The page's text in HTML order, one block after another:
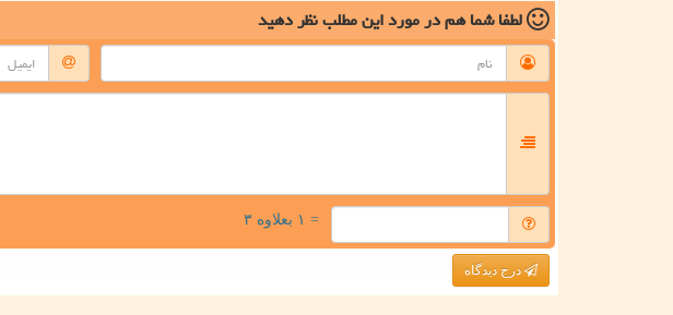
لطفا شما همدر مورد این مطلبنظر دهید
= ۱ بعلاوه ۳
درج دیدگاه